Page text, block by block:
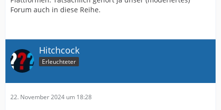
Forum auch in diese Reihe.
Hitchcock
Erleuchteter
22. November 2024 um 18:28